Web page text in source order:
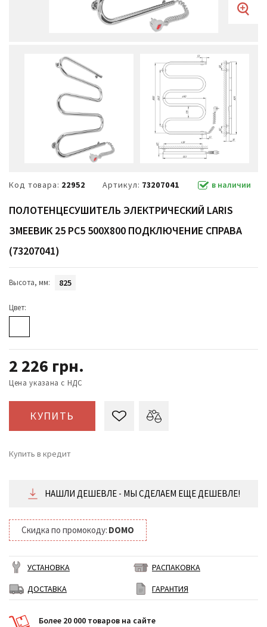
Код товара: 22952 Артикул: 73207041 в наличии
ПОЛОТЕНЦЕСУШИТЕЛЬ ЭЛЕКТРИЧЕСКИЙ LARIS
ЗМЕЕВИК 25 РС5 500Х800 ПОДКЛЮЧЕНИЕ СПРАВА
(73207041)
Высота, мм: 825
Цвет:
2 226 грн.
Цена указана с НДС
КУПИТЬ
Купить в кредит
от 93 ₴/месяц
НАШЛИ ДЕШЕВЛЕ - МЫ СДЕЛАЕМ ЕЩЕ ДЕШЕВЛЕ!
Скидка по промокоду: DOMO
УСТАНОВКА
РАСПАКОВКА
ДОСТАВКА
ГАРАНТИЯ
Более 20 000 товаров на сайте